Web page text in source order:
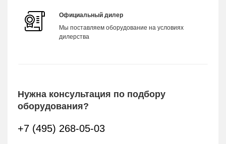
Официальный дилер
Мы поставляем оборудование на условиях
дилерства
Нужна консультация по подбору
оборудования?
+7 (495) 268-05-03